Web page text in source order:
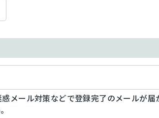
メール対策などで登録完了のメールが届